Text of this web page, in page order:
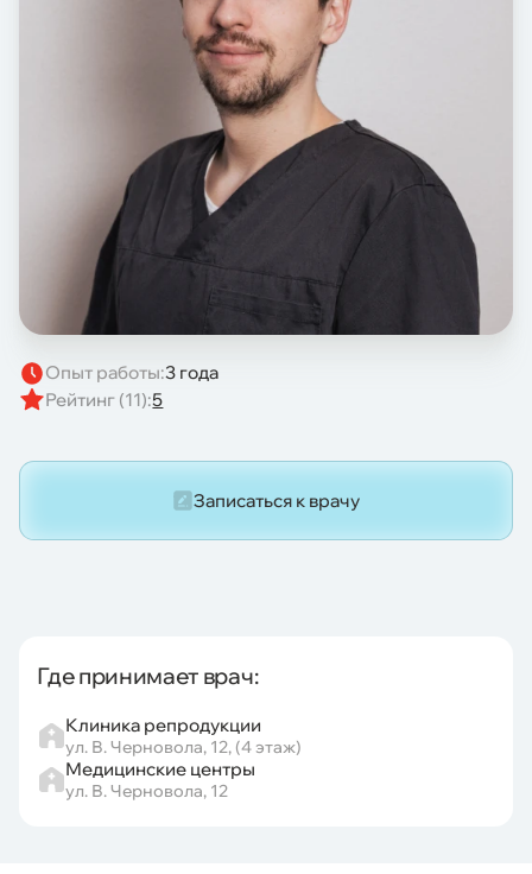
Опыт работы:3 года
Рейтинг (11):5
Записаться к врачу
Где принимает врач:
Клиника репродукции
ул. В. Черновола, 12, (4 этаж)
Медицинские центры
ул. В. Черновола, 12